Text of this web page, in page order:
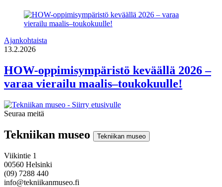
Ajankohtaista
13.2.2026
HOW-oppimisympäristö keväällä 2026 –
varaa vierailu maalis–toukokuulle!
Seuraa meitä
Tekniikan museo Tekniikan museo
Viikintie 1
00560 Helsinki
(09) 7288 440
info@tekniikanmuseo.fi